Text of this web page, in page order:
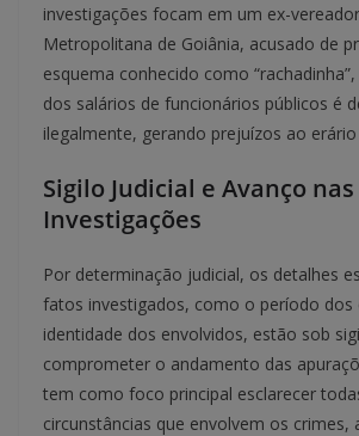
investigações focam em um ex-
Metropolitana de Goiânia, acusado de
esquema conhecido como
dos salários de funcionários públicos é
ilegalmente, gerando prejuízos ao
Sigilo Judicial e Avanço nas
Investigações
Por determinação judicial, os detalhes
fatos investigados, como o período dos
identidade dos envolvidos, estão sob
comprometer o andamento das
tem como foco principal esclarecer
circunstâncias que envolvem os crimes,